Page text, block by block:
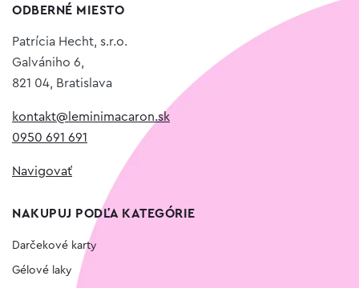
ODBERNÉ MIESTO
Patrícia Hecht, s.r.o.
Galvániho 6,
821 04, Bratislava
kontakt@leminimacaron.sk
0950 691 691
Navigovať
NAKUPUJ PODĽA KATEGÓRIE
Darčekové karty
Gélové laky